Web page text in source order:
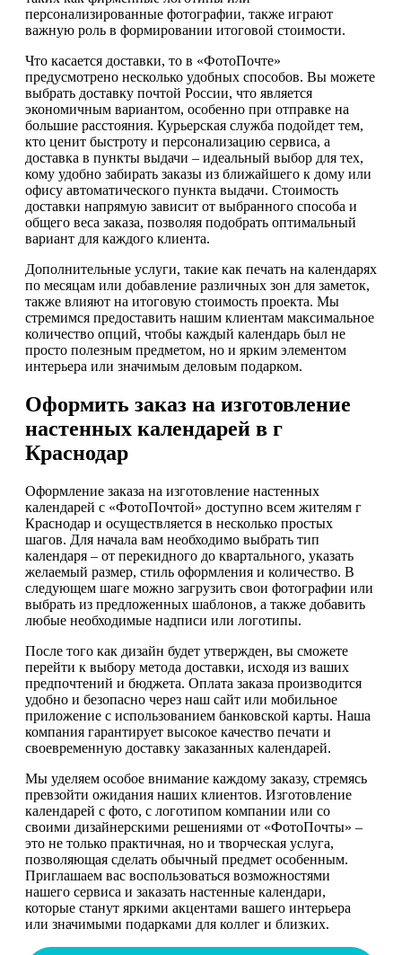
персонализированные фотографии, также играют
важную роль в формировании итоговой стоимости.
Что касается доставки, то в «ФотоПочте»
предусмотрено несколько удобных способов. Вы можете
выбрать доставку почтой России, что является
экономичным вариантом, особенно при отправке на
большие расстояния. Курьерская служба подойдет тем,
кто ценит быстроту и персонализацию сервиса, а
доставка в пункты выдачи – идеальный выбор для тех,
кому удобно забирать заказы из ближайшего к дому или
офису автоматического пункта выдачи. Стоимость
доставки напрямую зависит от выбранного способа и
общего веса заказа, позволяя подобрать оптимальный
вариант для каждого клиента.
Дополнительные услуги, такие как печать на календарях
по месяцам или добавление различных зон для заметок,
также влияют на итоговую стоимость проекта. Мы
стремимся предоставить нашим клиентам максимальное
количество опций, чтобы каждый календарь был не
просто полезным предметом, но и ярким элементом
интерьера или значимым деловым подарком.
Оформить заказ на изготовление
настенных календарей в г
Краснодар
Оформление заказа на изготовление настенных
календарей с «ФотоПочтой» доступно всем жителям г
Краснодар и осуществляется в несколько простых
шагов. Для начала вам необходимо выбрать тип
календаря – от перекидного до квартального, указать
желаемый размер, стиль оформления и количество. В
следующем шаге можно загрузить свои фотографии или
выбрать из предложенных шаблонов, а также добавить
любые необходимые надписи или логотипы.
После того как дизайн будет утвержден, вы сможете
перейти к выбору метода доставки, исходя из ваших
предпочтений и бюджета. Оплата заказа производится
удобно и безопасно через наш сайт или мобильное
приложение с использованием банковской карты. Наша
компания гарантирует высокое качество печати и
своевременную доставку заказанных календарей.
Мы уделяем особое внимание каждому заказу, стремясь
превзойти ожидания наших клиентов. Изготовление
календарей с фото, с логотипом компании или со
своими дизайнерскими решениями от «ФотоПочты» –
это не только практичная, но и творческая услуга,
позволяющая сделать обычный предмет особенным.
Приглашаем вас воспользоваться возможностями
нашего сервиса и заказать настенные календари,
которые станут яркими акцентами вашего интерьера
или значимыми подарками для коллег и близких.